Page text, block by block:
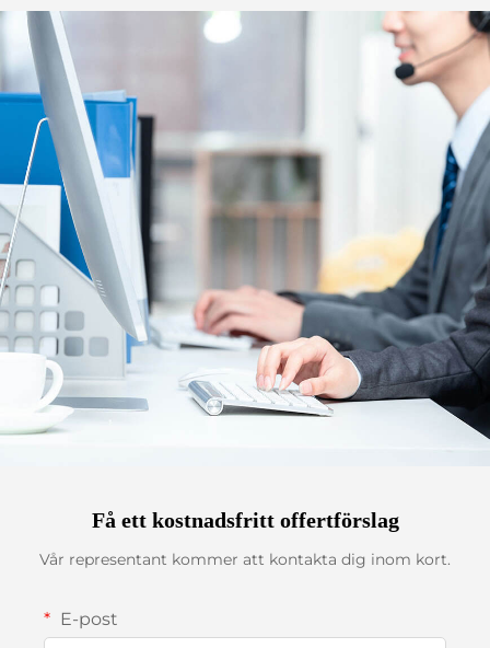
Få ett kostnadsfritt offertförslag
Vår representant kommer att kontakta dig inom kort.
E-post